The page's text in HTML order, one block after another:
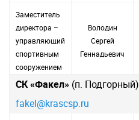
Заместитель
директора –
управляющий
спортивным
сооружением
Володин
Сергей
Геннадьевич
СК «Факел» (п. Подгорный)
fakel@krascsp.ru